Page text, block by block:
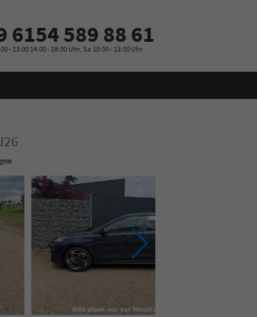
6154 589 88 61
- 13:00 14:00 - 18:00 Uhr, Sa 10:00 - 13:00 Uhr